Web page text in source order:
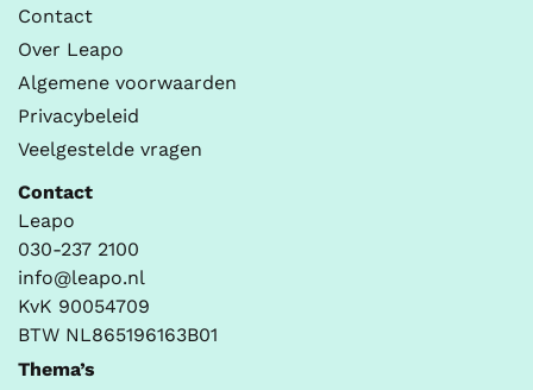
Contact
Over Leapo
Algemene voorwaarden
Privacybeleid
Veelgestelde vragen
Contact
Leapo
030-237 2100
info@leapo.nl
KvK 90054709
BTW NL865196163B01
Thema’s